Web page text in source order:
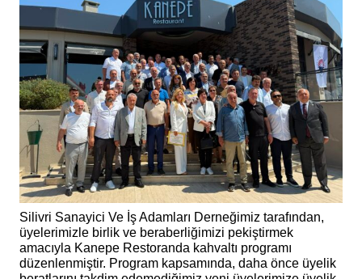
Silivri Sanayici Ve İş Adamları Derneğimiz tarafından,
üyelerimizle birlik ve beraberliğimizi pekiştirmek
amacıyla Kanepe Restoranda kahvaltı programı
düzenlenmiştir. Program kapsamında, daha önce üyelik